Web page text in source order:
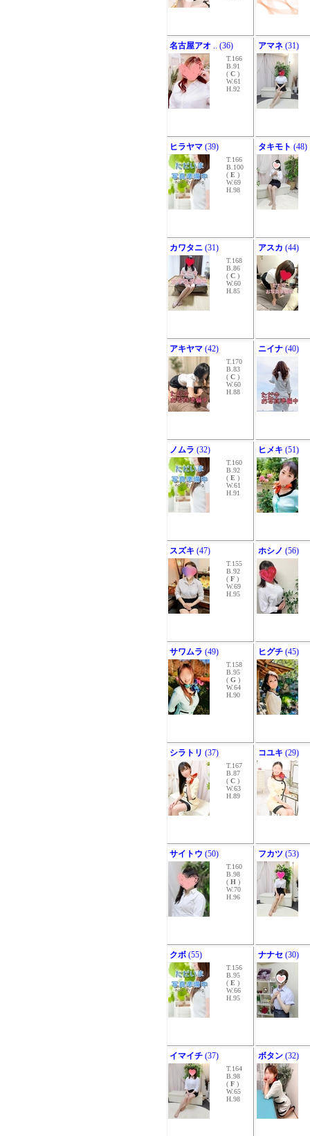
名古屋アオ .. (36)
T.166
B.91
( C )
W.61
H.92
アマネ (31)
ヒラヤマ (39)
T.166
B.100
( E )
W.69
H.98
タキモト (48)
カワタニ (31)
T.168
B.86
( C )
W.60
H.85
アスカ (44)
アキヤマ (42)
T.170
B.83
( C )
W.60
H.88
ニイナ (40)
ノムラ (32)
T.160
B.92
( E )
W.61
H.91
ヒメキ (51)
スズキ (47)
T.155
B.92
( F )
W.69
H.95
ホシノ (56)
サワムラ (49)
T.158
B.95
( G )
W.64
H.90
ヒグチ (45)
シラトリ (37)
T.167
B.87
( C )
W.63
H.89
コユキ (29)
サイトウ (50)
T.160
B.98
( H )
W.70
H.96
フカツ (53)
クボ (55)
T.156
B.95
( E )
W.66
H.95
ナナセ (30)
イマイチ (37)
T.164
B.98
( F )
W.65
H.98
ボタン (32)